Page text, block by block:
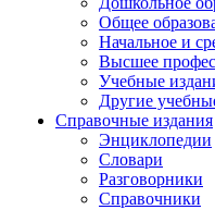
Общее
Начальное и
Высшее
Учебные
Другие
Справочные издания
Энциклопедии
Словари
Разговорники
Справочники